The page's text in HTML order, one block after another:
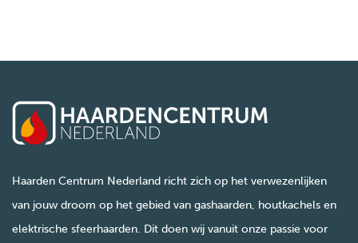
Haarden Centrum Nederland richt zich op het verwezenlijken
van jouw droom op het gebied van gashaarden, houtkachels en
elektrische sfeerhaarden. Dit doen wij vanuit onze passie voor